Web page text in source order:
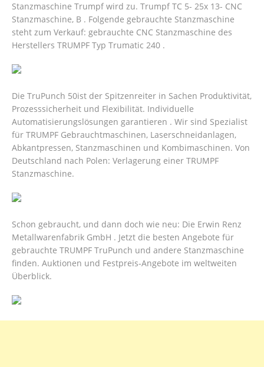
Stanzmaschine Trumpf wird zu. Trumpf TC 5- 25x 13- CNC
Stanzmaschine, B . Folgende gebrauchte Stanzmaschine
steht zum Verkauf: gebrauchte CNC Stanzmaschine des
Herstellers TRUMPF Typ Trumatic 240 .
Die TruPunch 50ist der Spitzenreiter in Sachen Produktivität,
Prozesssicherheit und Flexibilität. Individuelle
Automatisierungslösungen garantieren . Wir sind Spezialist
für TRUMPF Gebrauchtmaschinen, Laserschneidanlagen,
Abkantpressen, Stanzmaschinen und Kombimaschinen. Von
Deutschland nach Polen: Verlagerung einer TRUMPF
Stanzmaschine.
Schon gebraucht, und dann doch wie neu: Die Erwin Renz
Metallwarenfabrik GmbH . Jetzt die besten Angebote für
gebrauchte TRUMPF TruPunch und andere Stanzmaschine
finden. Auktionen und Festpreis-Angebote im weltweiten
Überblick.